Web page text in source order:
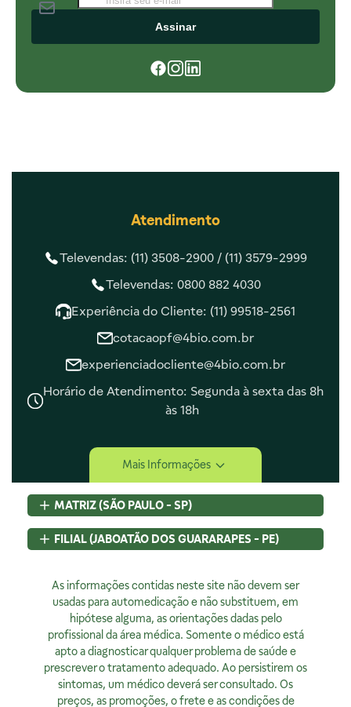
Assinar
Atendimento
Televendas: (11) 3508-2900 / (11) 3579-2999
Televendas: 0800 882 4030
Experiência do Cliente: (11) 99518-2561
cotacaopf@4bio.com.br
experienciadocliente@4bio.com.br
Horário de Atendimento: Segunda à sexta das 8h
às 18h
Central de Ajuda
Central de Atendimento
Envio e Entrega
Navegando e Comprando
Trocas e Devoluções
Fale Conosco
Encarregado de Privacidade
Rodrigo Costa
dpo@4bio.com.br
Institucional
Mais Informações
MATRIZ (SÃO PAULO - SP)
Rua Pedroso Alvarenga, 58 Cj. 02
Itaim Bibi, São Paulo, SP
CNPJ:07.015.691/0001-46
Licença Sanitária Nº:
355030801-477-000962-1-0
AFE:7.16539-7
FARMACÊUTICA RESPONSÁVEL:
Renata de Sousa Cerqueira
63200
Horário de Atendimento:
FILIAL (JABOATÃO DOS GUARARAPES - PE)
54320-230 - Brasil
07.015.691/0008-12
Licença Sanitária Nº:00523.3/2025
0888921250
FARMACÊUTICA RESPONSÁVEL:
Diogo Amaro da Silva Santos
CRF/PE:14237
As informações contidas neste site não devem ser
usadas para automedicação e não substituem, em
hipótese alguma, as orientações dadas pelo
profissional da área médica. Somente o médico está
apto a diagnosticar qualquer problema de saúde e
prescrever o tratamento adequado. Ao persistirem os
sintomas, um médico deverá ser consultado. Os
preços, as promoções, o frete e as condições de